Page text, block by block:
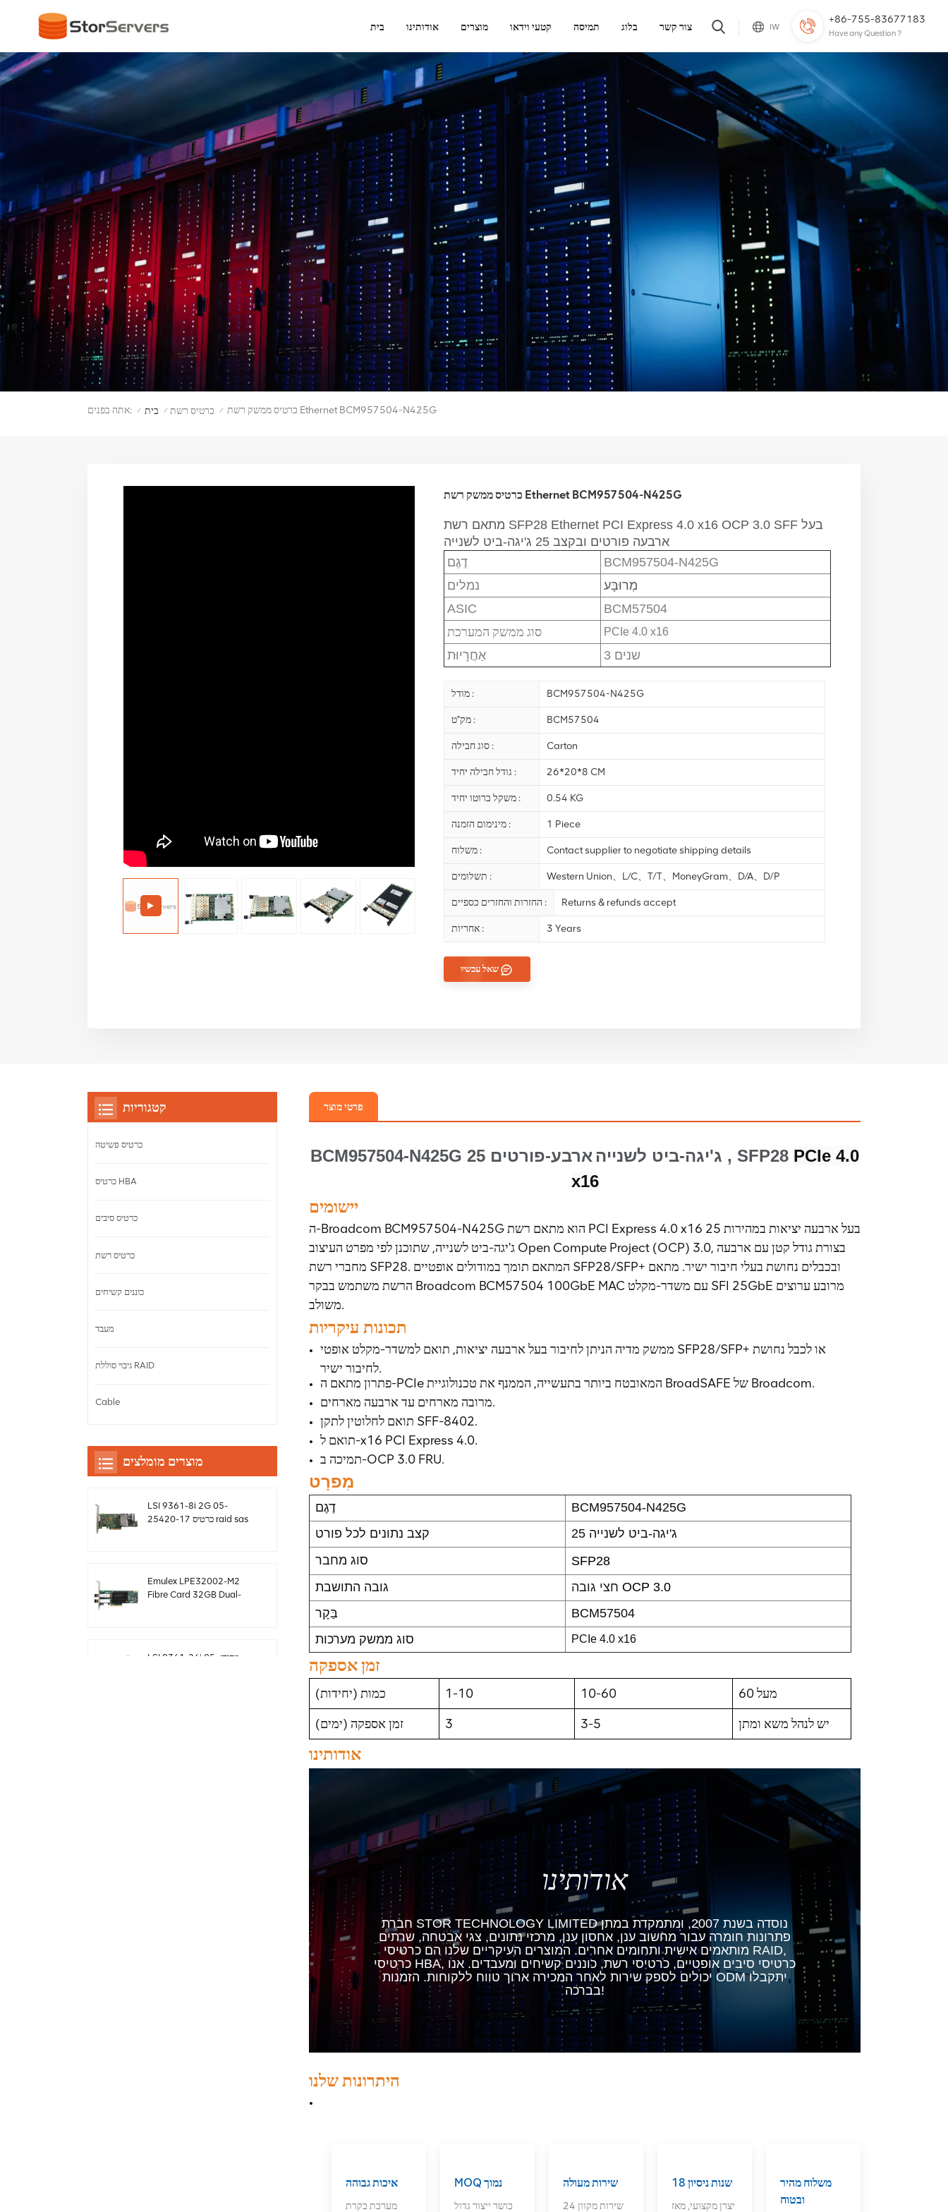
+86-755-83677183
Have any Question ?
IW בית אודותינו מוצרים קטעי וידאו תמיסה בלוג צור קשר
אתה בפנים: / בית / כרטיס רשת / כרטיס ממשק רשת Ethernet BCM957504-N425G
כרטיס ממשק רשת Ethernet BCM957504-N425G
מתאם רשת SFP28 Ethernet PCI Express 4.0 x16 OCP 3.0 SFF בעל
ארבעה פורטים ובקצב 25 ג'יגה-ביט לשנייה
דֶגֶם
BCM957504-N425G
נמלים
מְרוּבָּע
ASIC
BCM57504
סוג ממשק המערכת PCIe 4.0 x16
אַחֲרָיוּת 3 שנים
מודל : BCM957504-N425G
מק"ט : BCM57504
סוג חבילה : Carton
גודל חבילה יחיד : 26*20*8 CM
משקל ברוטו יחיד : 0.54 KG
מינימום הזמנה : 1 Piece
משלוח : Contact supplier to negotiate shipping details
תשלומים : Western Union、L/C、T/T、MoneyGram、D/A、D/P
החזרות והחזרים כספיים : Returns & refunds accept
אחריות : 3 Years
שאל עכשיו
פרטי מוצר
BCM957504-N425G 25 ג'יגה-ביט לשנייהארבע-פורטים , SFP28 PCIe 4.0
x16
יישומים
ה-Broadcom BCM957504-N425G הוא מתאם רשת PCI Express 4.0 x16 בעל ארבעה יציאות במהירות 25
ג'יגה-ביט לשנייה, שתוכנן לפי מפרט העיצוב Open Compute Project (OCP) 3.0, בצורת גודל קטן עם ארבעה
מחברי רשת SFP28. המתאם תומך במודולים אופטיים SFP28/SFP+ ובכבלים נחושת בעלי חיבור ישיר. מתאם
הרשת משתמש בבקר Broadcom BCM57504 100GbE MAC עם משדר-מקלט SFI 25GbE מרובע ערוצים
משולב.
תכונות עיקריות
ממשק מדיה הניתן לחיבור בעל ארבעה יציאות, תואם למשדר-מקלט אופטי SFP28/SFP+ או לכבל נחושת
פתרון מתאם ה-PCIe המאובטח ביותר בתעשייה, הממנף את טכנולוגיית BroadSAFE של Broadcom.
מרובה מארחים עד ארבעה מארחים.
תואם לחלוטין לתקן SFF-8402.
תואם ל-x16 PCI Express 4.0.
תמיכה ב-OCP 3.0 FRU.
מִפרָט
דֶגֶם
BCM957504-N425G
קצב נתונים לכל פורט
25 ג'יגה-ביט לשנייה
סוג מחבר
SFP28
גובה התושבת
OCP 3.0
בַּקָר
BCM57504
סוג ממשק מערכות
PCIe 4.0 x16
זמן אספקה
כמות (יחידות) 1-10 10-60
מעל 60
זמן אספקה ​​(ימים)
3 3-5 יש לנהל משא ומתן
אודותינו
אודותינו
חברת STOR TECHNOLOGY LIMITED נוסדה בשנת 2007, ומתמקדת במתן
פתרונות חומרה עבור מחשוב ענן, אחסון ענן, מרכזי נתונים, צגי אבטחה, שרתים
מותאמים אישית ותחומים אחרים. המוצרים העיקריים שלנו הם כרטיסי RAID,
כרטיסי HBA, כרטיסי סיבים אופטיים, כרטיסי רשת, כוננים קשיחים ומעבדים. אנו
יכולים לספק שירות לאחר המכירה ארוך טווח ללקוחות. הזמנות ODM יתקבלו
בברכה!
היתרונות שלנו
איכות גבוהה
מערכת בקרת
MOQ נמוך
כושר ייצור גדול
שירות מעולה
שירות מקוון 24
18 שנות ניסיון
יצרן מקצועי, מאז
משלוח מהיר
ובטוח
קטגוריות
כרטיס פשיטה
כרטיס HBA
כרטיס סיבים
כרטיס רשת
כוננים קשיחים
מעבד
גיבוי סוללת RAID
Cable
מוצרים מומלצים
LSI 9361-8i 2G 05-
25420-17 כרטיס raid sas
Emulex LPE32002-M2
Fibre Card 32GB Dual-
LSI 9361-24i מקורי 05-